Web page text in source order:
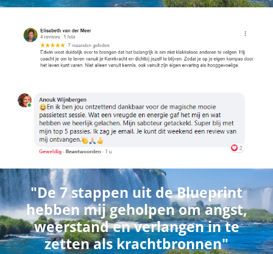
"De 7 stappen uit de Blueprint
hebben mij geholpen om angst,
weerstand en verlangen in te
zetten als krachtbronnen"